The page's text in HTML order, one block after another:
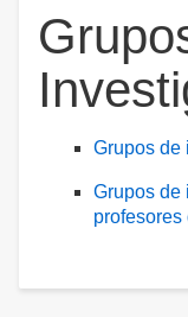
Grupos de
Grupos de